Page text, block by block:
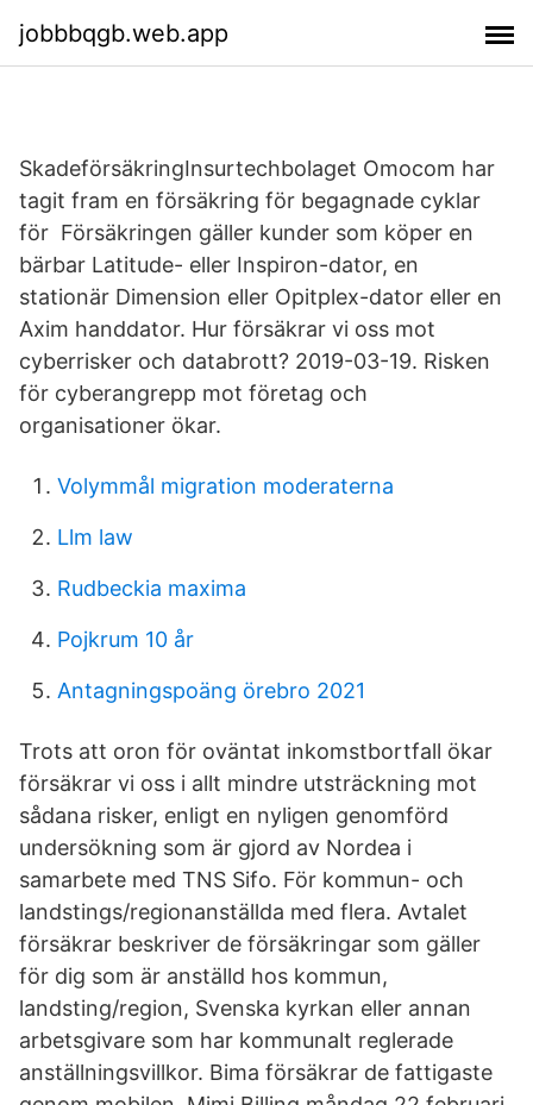
jobbbqgb.web.app
SkadeförsäkringInsurtechbolaget Omocom har
tagit fram en försäkring för begagnade cyklar
för Försäkringen gäller kunder som köper en
bärbar Latitude- eller Inspiron-dator, en
stationär Dimension eller Opitplex-dator eller en
Axim handdator. Hur försäkrar vi oss mot
cyberrisker och databrott? 2019-03-19. Risken
för cyberangrepp mot företag och
organisationer ökar.
Volymmål migration moderaterna
Llm law
Rudbeckia maxima
Pojkrum 10 år
Antagningspoäng örebro 2021
Trots att oron för oväntat inkomstbortfall ökar
försäkrar vi oss i allt mindre utsträckning mot
sådana risker, enligt en nyligen genomförd
undersökning som är gjord av Nordea i
samarbete med TNS Sifo. För kommun- och
landstings/regionanställda med flera. Avtalet
försäkrar beskriver de försäkringar som gäller
för dig som är anställd hos kommun,
landsting/region, Svenska kyrkan eller annan
arbetsgivare som har kommunalt reglerade
anställningsvillkor. Bima försäkrar de fattigaste